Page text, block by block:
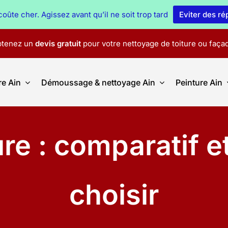
un devis gratuitpour votre nettoyage de toiture ou
Ain Démoussage & nettoyage Ain Peinture Ain
: comparatif
choisir
cher. Agissez avant qu’il ne soit trop tard Eviter des